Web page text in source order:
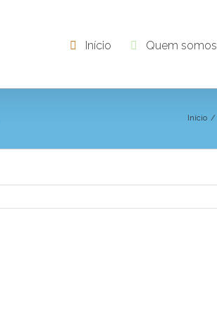
Início Quem somos
Início /